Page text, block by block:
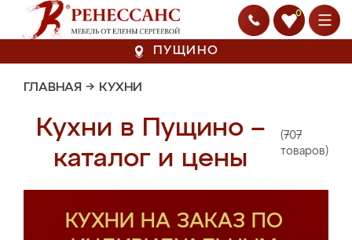
0
ПУЩИНО
ГЛАВНАЯ → КУХНИ
Кухни в Пущино –
каталог и цены
(707
товаров)
КУХНИ НА ЗАКАЗ ПО